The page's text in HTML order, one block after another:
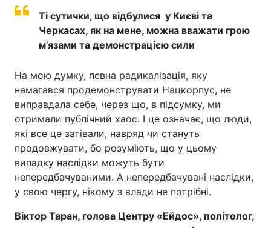
Ті сутички, що відбулися у Києві та
Черкасах, як на мене, можна вважати грою
м’язами та демонстрацією сили
На мою думку, певна радикалізація, яку
намагався продемонструвати Нацкорпус, не
виправдала себе, через що, в підсумку, ми
отримали публічний хаос. І це означає, що люди,
які все це затівали, навряд чи стануть
продовжувати, бо розуміють, що у цьому
випадку наслідки можуть бути
непередбачуваними. А непередбачувані наслідки,
у свою чергу, нікому з влади не потрібні.
Віктор Таран, голова Центру «Ейдос», політолог,